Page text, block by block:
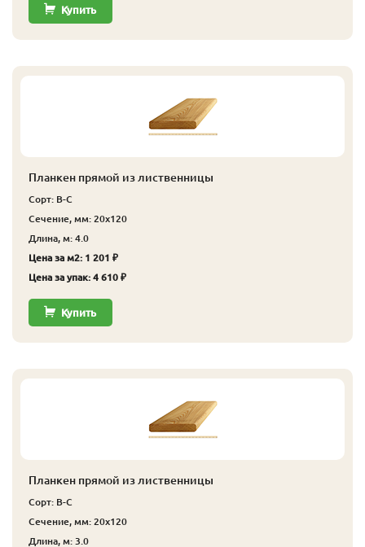
Купить
Планкен прямой из лиственницы
Сорт: В-С
Сечение, мм: 20x120
Длина, м: 4.0
Цена за м2: 1 201 ₽
Цена за упак: 4 610 ₽
Купить
Планкен прямой из лиственницы
Сорт: В-С
Сечение, мм: 20x120
Длина, м: 3.0